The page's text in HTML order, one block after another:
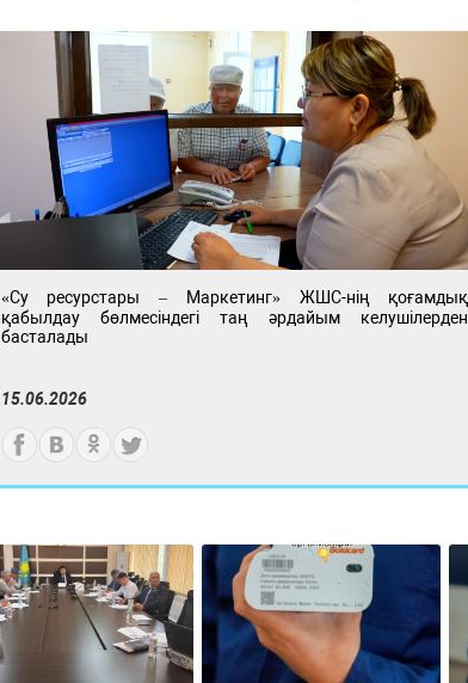
«Су ресурстары – Маркетинг» ЖШС-нің қоғамдық
қабылдау бөлмесіндегі таң әрдайым келушілерден
басталады
15.06.2026